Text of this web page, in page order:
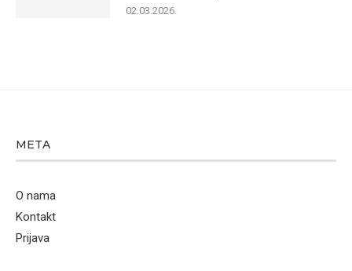
02.03.2026.
META
O nama
Kontakt
Prijava